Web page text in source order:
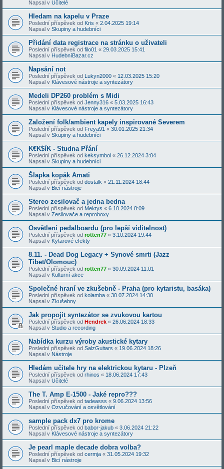
Napsal v Učitelé
Hledam na kapelu v Praze
Poslední příspěvek od Kris « 2.04.2025 19:14
Napsal v Skupiny a hudebníci
Přidání data registrace na stránku o uživateli
Poslední příspěvek od filo01 « 29.03.2025 15:41
Napsal v HudebníBazar.cz
Napsání not
Poslední příspěvek od Lukyn2000 « 12.03.2025 15:20
Napsal v Klávesové nástroje a syntezátory
Medeli DP260 problém s Midi
Poslední příspěvek od Jenny316 « 5.03.2025 16:43
Napsal v Klávesové nástroje a syntezátory
Založení folk/ambient kapely inspirované Severem
Poslední příspěvek od Freya91 « 30.01.2025 21:34
Napsal v Skupiny a hudebníci
K€K$íK - Studna Přání
Poslední příspěvek od keksymbol « 26.12.2024 3:04
Napsal v Skupiny a hudebníci
Šlapka kopák Amati
Poslední příspěvek od dostalk « 21.11.2024 18:44
Napsal v Bicí nástroje
Stereo zesilovač a jedna bedna
Poslední příspěvek od Mektys « 6.10.2024 8:09
Napsal v Zesilovače a reproboxy
Osvětlení pedalboardu (pro lepší viditelnost)
Poslední příspěvek od rotten77 « 3.10.2024 19:44
Napsal v Kytarové efekty
8.11. - Dead Dog Legacy + Synové smrti (Jazz
Tibet/Olomouc)
Poslední příspěvek od rotten77 « 30.09.2024 11:01
Napsal v Kulturní akce
Společné hraní ve zkušebně - Praha (pro kytaristu, basáka)
Poslední příspěvek od kolamba « 30.07.2024 14:30
Napsal v Zkušebny
Jak propojit syntezátor se zvukovou kartou
Poslední příspěvek od Hendrek « 26.06.2024 18:33
Napsal v Studio a recording
Nabídka kurzu výroby akustické kytary
Poslední příspěvek od SalzGuitars « 19.06.2024 18:26
Napsal v Nástroje
Hledám učitele hry na elektrickou kytaru - Plzeň
Poslední příspěvek od rhinos « 18.06.2024 17:43
Napsal v Učitelé
The T. Amp E-1500 - Jaké repro???
Poslední příspěvek od tadeasss « 9.06.2024 13:56
Napsal v Ozvučování a osvětlování
sample pack dx7 pro krome
Poslední příspěvek od babor-jakub « 3.06.2024 21:22
Napsal v Klávesové nástroje a syntezátory
Je pearl maple decade dobra volba?
Poslední příspěvek od cermja « 31.05.2024 19:32
Napsal v Bicí nástroje